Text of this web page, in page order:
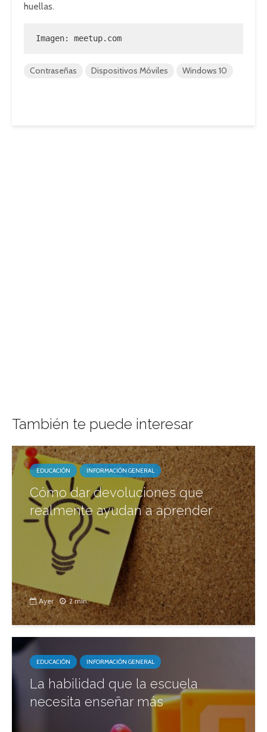
huellas.
Imagen: meetup.com
Contraseñas Dispositivos Móviles Windows 10
También te puede interesar
EDUCACIÓN INFORMACIÓN GENERAL
Cómo dar devoluciones que
realmente ayudan a aprender
Ayer 2 min.
EDUCACIÓN INFORMACIÓN GENERAL
La habilidad que la escuela
necesita enseñar más